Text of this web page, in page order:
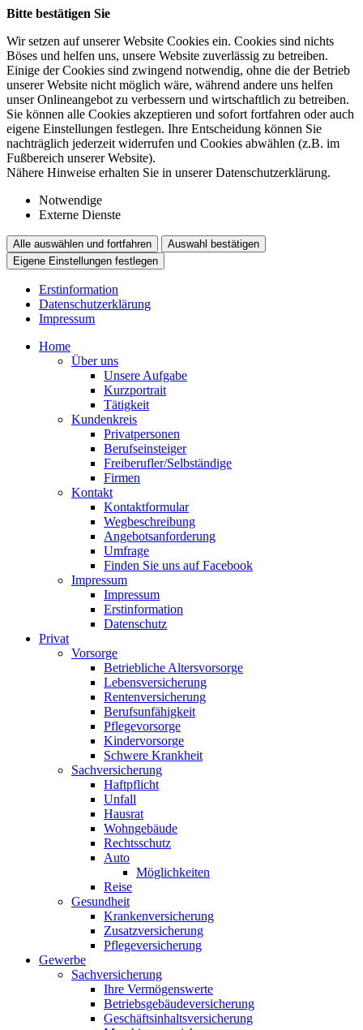
Bitte bestätigen Sie
Wir setzen auf unserer Website Cookies ein. Cookies sind nichts
Böses und helfen uns, unsere Website zuverlässig zu betreiben.
Einige der Cookies sind zwingend notwendig, ohne die der Betrieb
unserer Website nicht möglich wäre, während andere uns helfen
unser Onlineangebot zu verbessern und wirtschaftlich zu betreiben.
Sie können alle Cookies akzeptieren und sofort fortfahren oder auch
eigene Einstellungen festlegen. Ihre Entscheidung können Sie
nachträglich jederzeit widerrufen und Cookies abwählen (z.B. im
Fußbereich unserer Website).
Nähere Hinweise erhalten Sie in unserer Datenschutzerklärung.
Notwendige
Externe Dienste
Alle auswählen und fortfahren
Auswahl bestätigen
Eigene Einstellungen festlegen
Erstinformation
Datenschutzerklärung
Impressum
Home
Über uns
Unsere Aufgabe
Kurzportrait
Tätigkeit
Kundenkreis
Privatpersonen
Berufseinsteiger
Freiberufler/Selbständige
Firmen
Kontakt
Kontaktformular
Wegbeschreibung
Angebotsanforderung
Umfrage
Finden Sie uns auf Facebook
Impressum
Impressum
Erstinformation
Datenschutz
Privat
Vorsorge
Betriebliche Altersvorsorge
Lebensversicherung
Rentenversicherung
Berufsunfähigkeit
Pflegevorsorge
Kindervorsorge
Schwere Krankheit
Sachversicherung
Haftpflicht
Unfall
Hausrat
Wohngebäude
Rechtsschutz
Auto
Möglichkeiten
Reise
Gesundheit
Krankenversicherung
Zusatzversicherung
Pflegeversicherung
Gewerbe
Sachversicherung
Ihre Vermögenswerte
Betriebsgebäudeversicherung
Geschäftsinhaltsversicherung